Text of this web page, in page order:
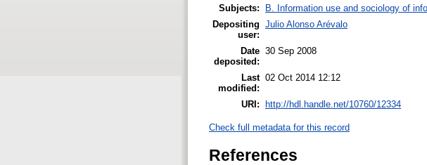
Subjects:
B. Information use and sociology of
Depositing
user:
Julio Alonso Arévalo
Date
deposited:
30 Sep 2008
Last
modified:
02 Oct 2014 12:12
URI: http://hdl.handle.net/10760/12334
Check full metadata for this record
References